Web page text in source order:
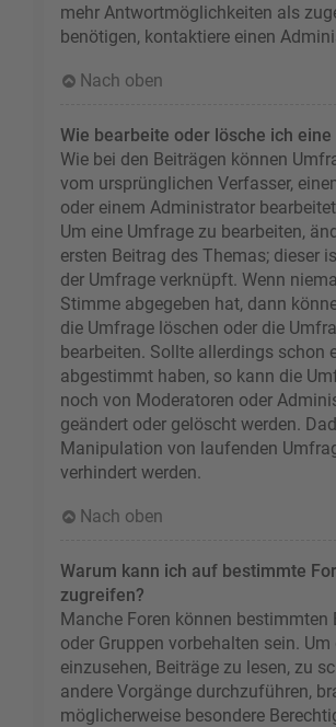
mehr Antwortmöglichkeiten als
benötigen, kontaktiere einen
Nach oben
Wie bearbeite oder lösche ich eine
Wie bei den Beiträgen können
vom ursprünglichen Verfasser,
oder einem Administrator
Um eine Umfrage zu bearbeiten,
ersten Beitrag des Themas; dieser
der Umfrage verknüpft. Wenn
Stimme abgegeben hat, dann
die Umfrage löschen oder die
bearbeiten. Sollte allerdings schon
abgestimmt haben, so kann die
noch von Moderatoren oder
geändert oder gelöscht werden.
Manipulation von laufenden
verhindert werden.
Nach oben
Warum kann ich auf bestimmte
zugreifen?
Manche Foren können bestimmten
oder Gruppen vorbehalten sein. Um
einzusehen, Beiträge zu lesen, zu
andere Vorgänge durchzuführen,
möglicherweise besondere